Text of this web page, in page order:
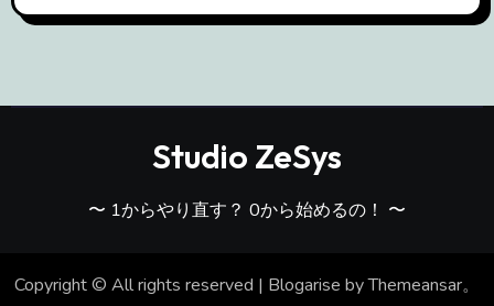
Studio ZeSys
〜 1からやり直す？ 0から始めるの！ 〜
Copyright © All rights reserved | Blogarise byThemeansar。